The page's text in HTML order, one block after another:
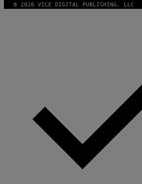
© 2026 VICE DIGITAL PUBLISHING, LLC